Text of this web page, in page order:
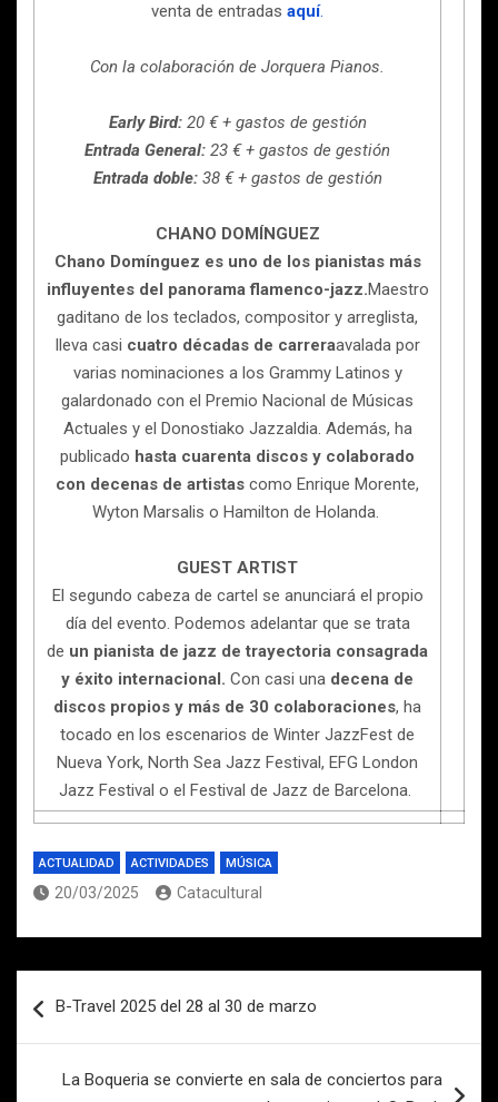
venta de entradas aquí.
Con la colaboración de Jorquera Pianos.
Early Bird: 20 € + gastos de gestión
Entrada General: 23 € + gastos de gestión
Entrada doble: 38 € + gastos de gestión
CHANO DOMÍNGUEZ
Chano Domínguez es uno de los pianistas más
influyentes del panorama flamenco-jazz.Maestro
gaditano de los teclados, compositor y arreglista,
lleva casi cuatro décadas de carreraavalada por
varias nominaciones a los Grammy Latinos y
galardonado con el Premio Nacional de Músicas
Actuales y el Donostiako Jazzaldia. Además, ha
publicado hasta cuarenta discos y colaborado
con decenas de artistas como Enrique Morente,
Wyton Marsalis o Hamilton de Holanda.
GUEST ARTIST
El segundo cabeza de cartel se anunciará el propio
día del evento. Podemos adelantar que se trata
de un pianista de jazz de trayectoria consagrada
y éxito internacional. Con casi una decena de
discos propios y más de 30 colaboraciones, ha
tocado en los escenarios de Winter JazzFest de
Nueva York, North Sea Jazz Festival, EFG London
Jazz Festival o el Festival de Jazz de Barcelona.
ACTUALIDAD ACTIVIDADES MÚSICA
20/03/2025 Catacultural
de
B-Travel 2025 del 28 al 30 de marzo
La Boqueria se convierte en sala de conciertos para